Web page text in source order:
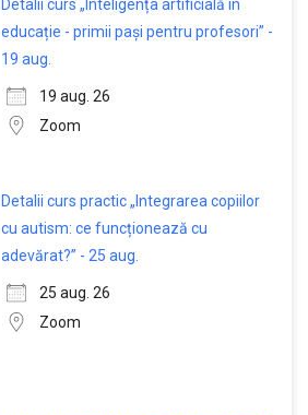
Detalii curs „Inteligența artificială în
educație - primii pași pentru profesori” -
19 aug.
19 aug. 26
Zoom
Detalii curs practic „Integrarea copiilor
cu autism: ce funcționează cu
adevărat?” - 25 aug.
25 aug. 26
Zoom